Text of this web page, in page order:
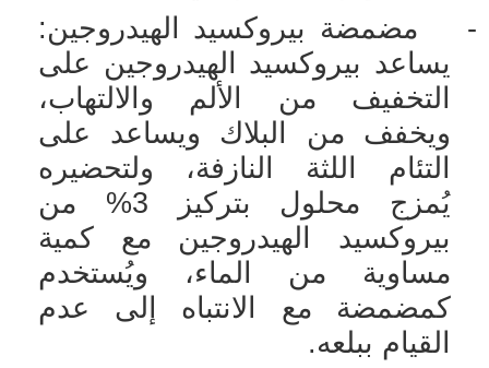
-
مضمضة بيروكسيد الهيدروجين:
يساعد بيروكسيد الهيدروجين على
التخفيف من الألم والالتهاب،
ويخفف من البلاك ويساعد على
التئام اللثة النازفة، ولتحضيره
يُمزج محلول بتركيز 3% من
بيروكسيد الهيدروجين مع كمية
مساوية من الماء، ويُستخدم
كمضمضة مع الانتباه إلى عدم
القيام ببلعه.